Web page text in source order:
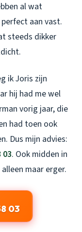
al wat
aan vast.
steeds dikker
ik Joris zijn
hij had me wel
vorig jaar, die
had toen ook
Dus mijn advies:
03. Ook midden in
maar erger.
03